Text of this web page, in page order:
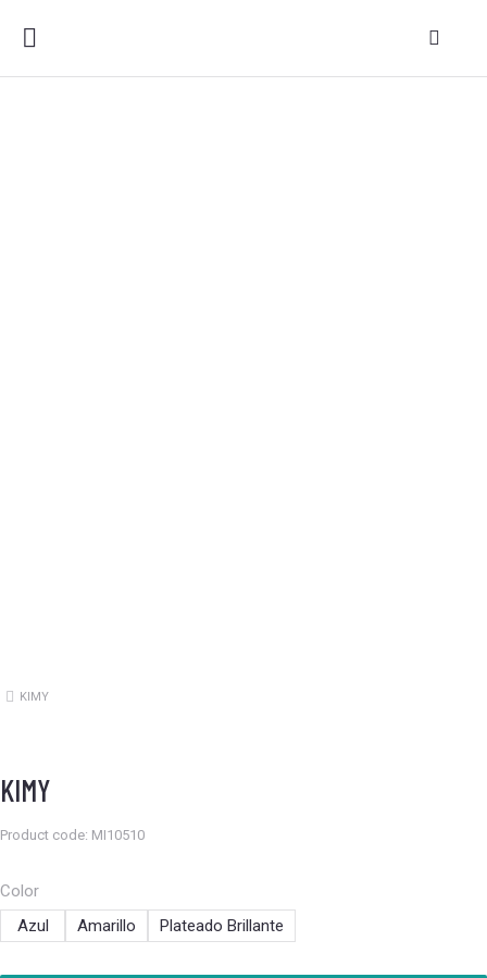
Estás aquí:
KIMY
KIMY
Product code: MI10510
Color
Azul
Amarillo Plateado Brillante